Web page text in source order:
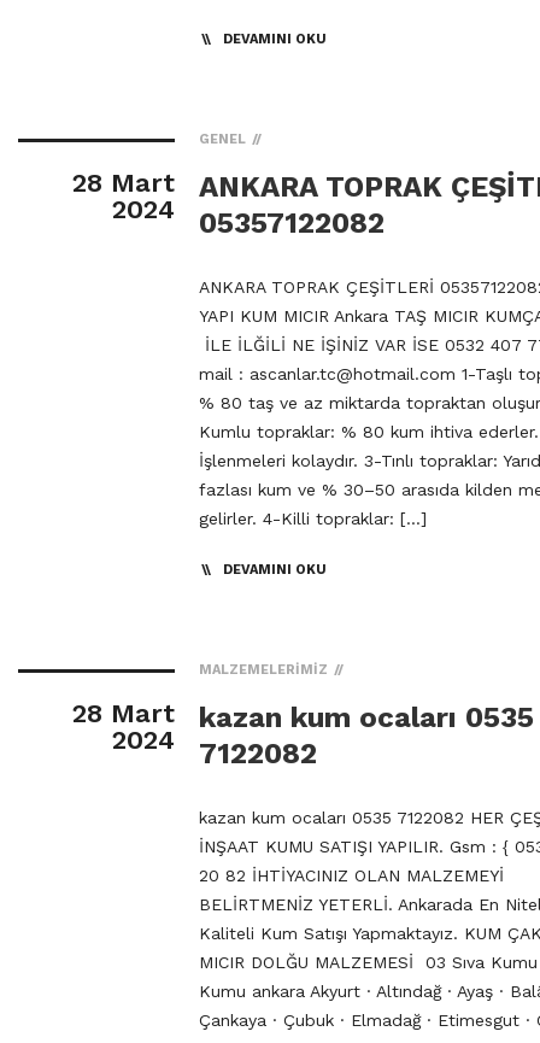
DEVAMINI OKU
28 Mart
2024
GENEL
ANKARA TOPRAK
05357122082
ANKARA TOPRAK ÇEŞİTLERİ
YAPI KUM MICIR Ankara TAŞ MICIR
İLE İLĞİLİ NE İŞİNİZ VAR İSE 0532 407
mail : ascanlar.tc@hotmail.com 1-Taşlı
% 80 taş ve az miktarda topraktan
Kumlu topraklar: % 80 kum ihtiva ederler.
İşlenmeleri kolaydır. 3-Tınlı topraklar:
fazlası kum ve % 30–50 arasıda kilden
gelirler. 4-Killi topraklar: […]
DEVAMINI OKU
28 Mart
2024
MALZEMELERIMIZ
kazan kum ocaları 0535
7122082
kazan kum ocaları 0535 7122082 HER
İNŞAAT KUMU SATIŞI YAPILIR. Gsm : {
20 82 İHTİYACINIZ OLAN MALZEMEYİ
BELİRTMENİZ YETERLİ. Ankarada En
Kaliteli Kum Satışı Yapmaktayız. KUM
MICIR DOLĞU MALZEMESİ 03 Sıva
Kumu ankara Akyurt · Altındağ · Ayaş ·
Çankaya · Çubuk · Elmadağ · Etimesgut ·